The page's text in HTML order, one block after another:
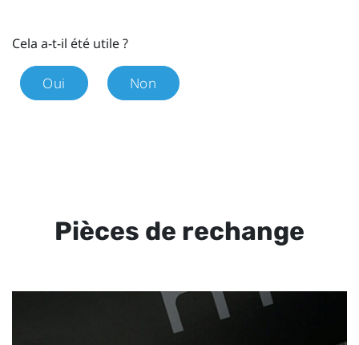
Cela a-t-il été utile ?
Oui Non
Pièces de rechange